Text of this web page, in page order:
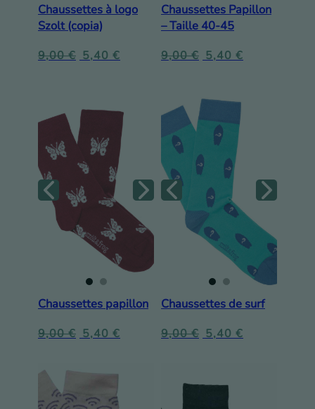
Chaussettes à logo
Szolt (copia)
9,00€ 5,40 €
Chaussettes Papillon
– Taille 40-45
9,00€ 5,40 €
Chaussettes papillon
9,00€ 5,40 €
Chaussettes de surf
9,00€ 5,40 €